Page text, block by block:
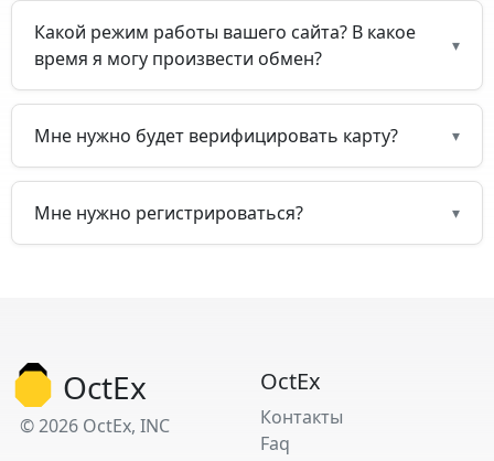
Какой режим работы вашего сайта? В какое
время я могу произвести обмен?
▾
Мне нужно будет верифицировать карту? ▾
Мне нужно регистрироваться? ▾
OctEx
© 2026 OctEx, INC
OctEx
Контакты
Faq